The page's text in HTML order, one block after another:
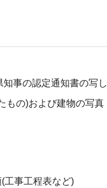
事の認定通知書の写し
もの)および建物の写真
工事工程表など)